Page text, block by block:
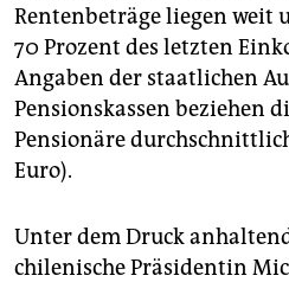
Rentenbeträge liegen weit
70 Prozent des letzten
Angaben der staatlichen
Pensionskassen beziehen
Pensionäre durchschnittlich
Euro).
Unter dem Druck
chilenische Präsidentin